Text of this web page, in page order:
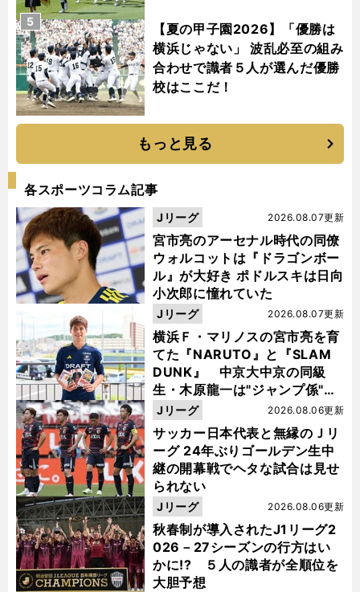
【夏の甲子園2026】「優勝は
横浜じゃない」 波乱必至の組み
合わせで識者５人が選んだ優勝
校はここだ！
5
もっと見る
各スポーツコラム記事
宮市亮のアーセナル時代の同僚
ウォルコットは『ドラゴンボー
ル』が大好き ポドルスキは日向
小次郎に憧れていた
2026.08.07更新
Jリーグ
横浜Ｆ・マリノスの宮市亮を育
てた『NARUTO』と『SLAM
DUNK』 中京大中京の同級
生・木原龍一は"ジャンプ係"だ
った
2026.08.07更新
Jリーグ
サッカー日本代表と無縁のＪリ
ーグ 24年ぶりゴールデン生中
継の開幕戦でヘタな試合は見せ
られない
2026.08.06更新
Jリーグ
秋春制が導入されたJ1リーグ2
026－27シーズンの行方はい
かに!? ５人の識者が全順位を
大胆予想
2026.08.06更新
Jリーグ